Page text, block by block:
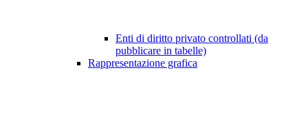
Enti di diritto privato controllati (da
pubblicare in tabelle)
Rappresentazione grafica